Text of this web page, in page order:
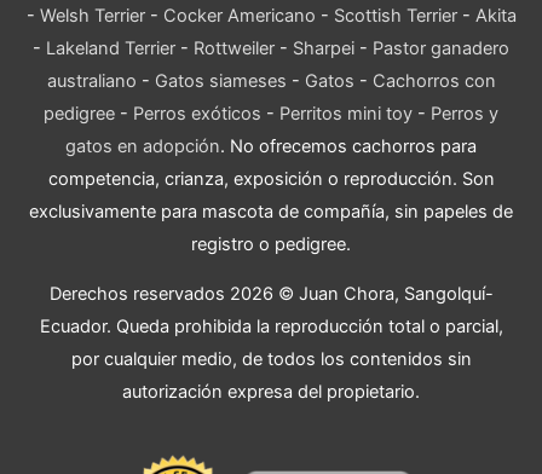
- Welsh Terrier- Cocker Americano - Scottish Terrier- Akita
- Lakeland Terrier - Rottweiler - Sharpei - Pastor ganadero
australiano - Gatos siameses - Gatos - Cachorros con
pedigree - Perros exóticos - Perritos mini toy - Perros y
gatos en adopción. No ofrecemos cachorros para
competencia, crianza, exposición o reproducción. Son
exclusivamente para mascota de compañía, sin papeles de
registro o pedigree.
Derechos reservados 2026 © Juan Chora, Sangolquí-
Ecuador. Queda prohibida la reproducción total o parcial,
por cualquier medio, de todos los contenidos sin
autorización expresa del propietario.